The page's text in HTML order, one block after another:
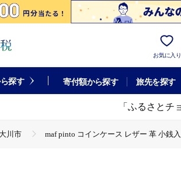
お気に入り
探す 寄付額から探す 旅先を探す
「ふるさとチ
大川市 maf pinto コインケース レザー 革 小銭